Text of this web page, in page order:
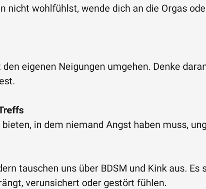
nicht wohlfühlst, wende dich an die Orgas
eigenen Neigungen umgehen. Denke
in dem niemand Angst haben muss,
tauschen uns über BDSM und Kink aus. Es
verunsichert oder gestört fühlen.